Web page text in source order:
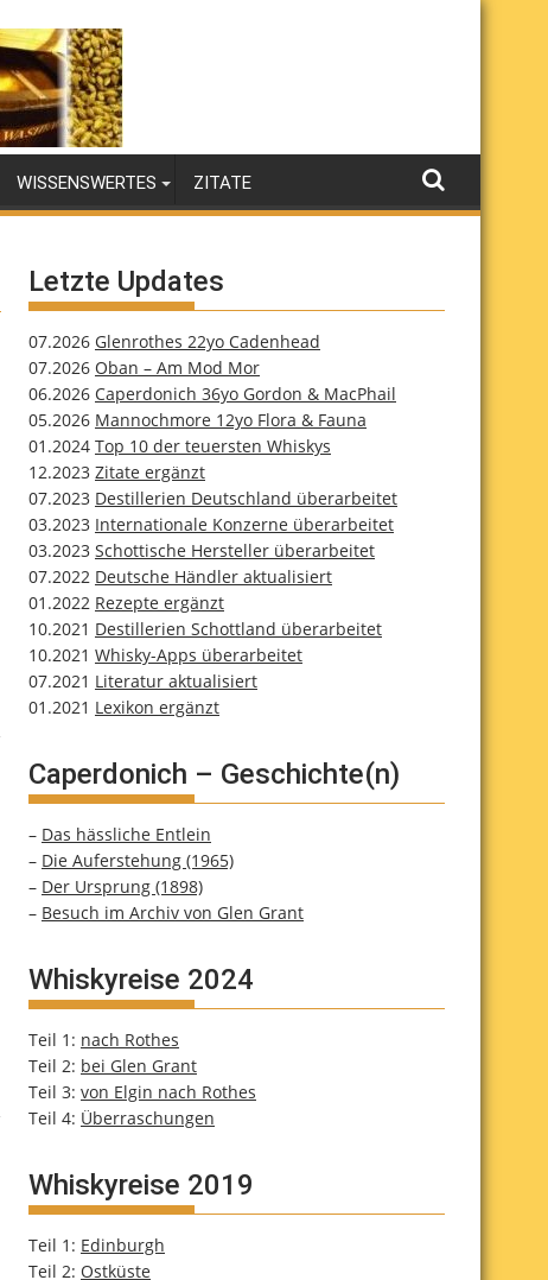
WISSENSWERTES ZITATE
Letzte Updates
07.2026 Glenrothes 22yo Cadenhead
07.2026 Oban – Am Mod Mor
06.2026 Caperdonich 36yo Gordon & MacPhail
05.2026 Mannochmore 12yo Flora & Fauna
01.2024 Top 10 der teuersten Whiskys
12.2023 Zitate ergänzt
07.2023 Destillerien Deutschland überarbeitet
03.2023 Internationale Konzerne überarbeitet
03.2023 Schottische Hersteller überarbeitet
07.2022 Deutsche Händler aktualisiert
01.2022 Rezepte ergänzt
10.2021 Destillerien Schottland überarbeitet
10.2021 Whisky-Apps überarbeitet
07.2021 Literatur aktualisiert
01.2021 Lexikon ergänzt
Caperdonich – Geschichte(n)
– Das hässliche Entlein
– Die Auferstehung (1965)
– Der Ursprung (1898)
– Besuch im Archiv von Glen Grant
Whiskyreise 2024
Teil 1: nach Rothes
Teil 2: bei Glen Grant
Teil 3: von Elgin nach Rothes
Teil 4: Überraschungen
Whiskyreise 2019
Teil 1: Edinburgh
Teil 2: Ostküste